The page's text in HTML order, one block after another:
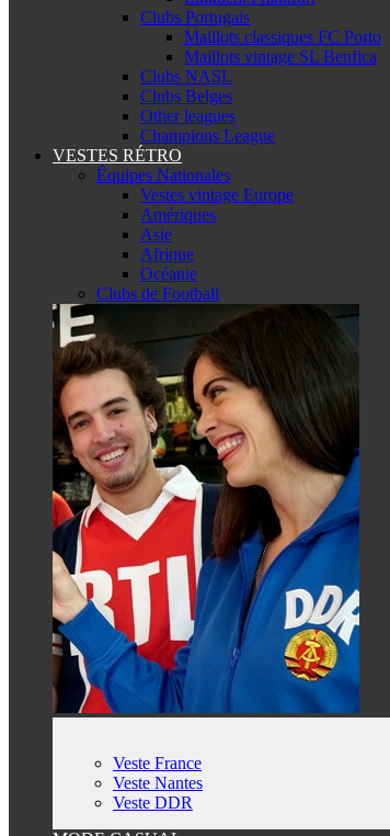
Clubs Portugais
Maillots classiques FC Porto
Maillots vintage SL Benfica
Clubs NASL
Clubs Belges
Other leagues
Champions League
VESTES RÉTRO
Équipes Nationales
Vestes vintage Europe
Amériques
Asie
Afrique
Océanie
Clubs de Football
Veste France
Veste Nantes
Veste DDR